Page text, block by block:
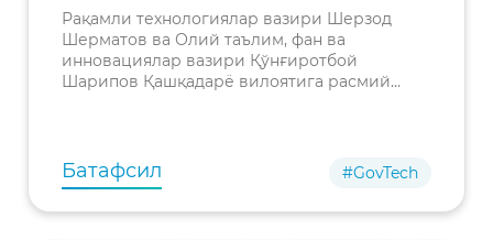
компаниялар
фаолияти билан
танишиш
Рақамли технологиялар вазири Шерзод
Шерматов ва Олий таълим, фан ва
инновациялар вазири Қўнғиротбой
Шарипов Қашқадарё вилоятига расмий
Батафсил #GovTech